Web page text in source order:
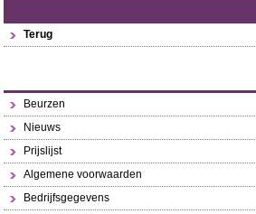
Terug
Beurzen
Nieuws
Prijslijst
Algemene voorwaarden
Bedrijfsgegevens